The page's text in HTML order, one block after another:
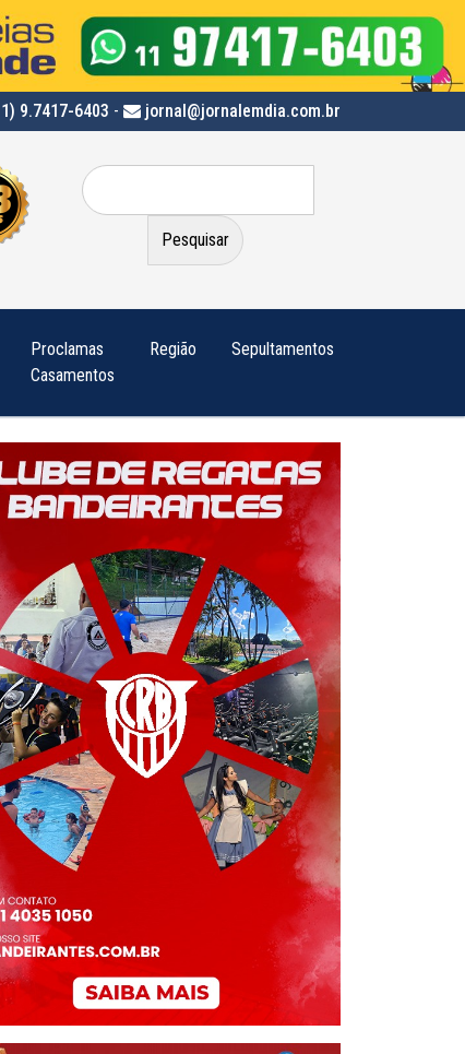
9.7417-6403 - jornal@jornalemdia.com.br
Pesquisar
por:
Proclamas
Casamentos
Região Sepultamentos